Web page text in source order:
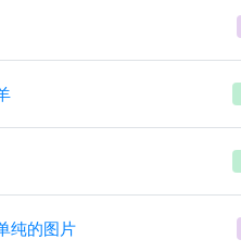
纯的图片